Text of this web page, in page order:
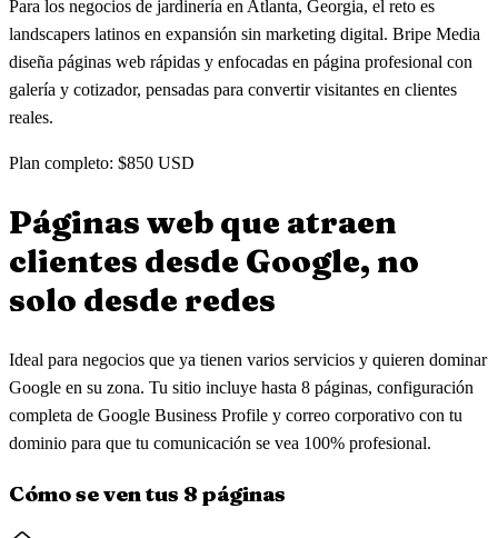
Para los negocios de jardinería en Atlanta, Georgia, el reto es
landscapers latinos en expansión sin marketing digital. Bripe Media
diseña páginas web rápidas y enfocadas en página profesional con
galería y cotizador, pensadas para convertir visitantes en clientes
reales.
Plan completo: $850 USD
Páginas web que atraen
clientes desde Google, no
solo desde redes
Ideal para negocios que ya tienen varios servicios y quieren dominar
Google en su zona. Tu sitio incluye hasta 8 páginas, configuración
completa de Google Business Profile y correo corporativo con tu
dominio para que tu comunicación se vea 100% profesional.
Cómo se ven tus 8 páginas